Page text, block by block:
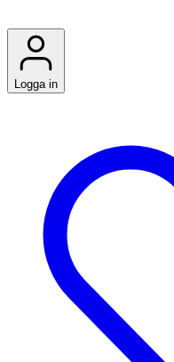
Logga in